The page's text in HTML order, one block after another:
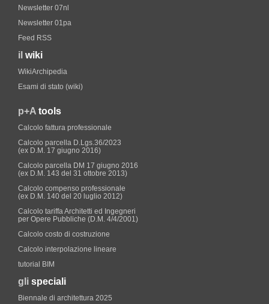
Newsletter 07nl
Newsletter 01pa
Feed RSS
il wiki
WikiArchipedia
Esami di stato (wiki)
p+A tools
Calcolo fattura professionale
Calcolo parcella D.Lgs.36/2023
(ex D.M. 17 giugno 2016)
Calcolo parcella DM 17 giugno 2016
(ex D.M. 143 del 31 ottobre 2013)
Calcolo compenso professionale
(ex D.M. 140 del 20 luglio 2012)
Calcolo tariffa Architetti ed Ingegneri
per Opere Pubbliche (D.M. 4/4/2001)
Calcolo costo di costruzione
Calcolo interpolazione lineare
tutorial BIM
gli speciali
Biennale di architettura 2025